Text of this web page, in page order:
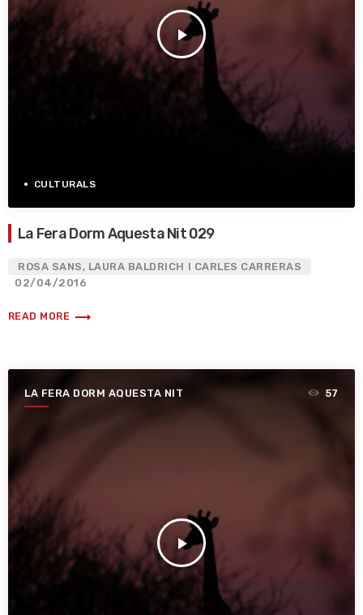
play_arrow
CULTURALS
La Fera Dorm Aquesta Nit 029
ROSA SANS, LAURA BALDRICH I CARLES CARRERAS
02/04/2016
READ MORE trending_flat
LA FERA DORM AQUESTA NIT
play_arrow
57